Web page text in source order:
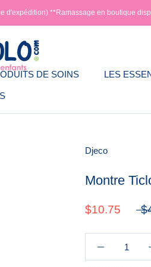
d'expédition) **Ramassage en boutique
DE SOINS LES
Djeco
Montre
$10.75